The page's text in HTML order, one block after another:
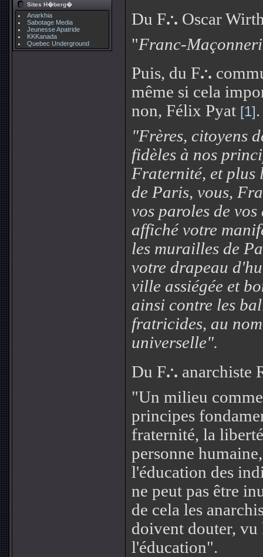
Sites H�berg�
Anarkhia
Sabotage Media
Jeunesse Apatride
KKKanada
Quebec Underground
Du F... Oscar
"Franc-
Puis, du F...
même si cela
non, Félix Pyat [1].
"Frères, citoyens
fidèles à nos
Fraternité, et plus
de Paris, vous,
vos paroles de
affiché votre
les murailles de
votre drapeau
ville assiégée et
ainsi contre les
fratricides, au
universelle".
Du F... anarchiste
"Un milieu
principes
fraternité, la
personne
l'éducation des
ne peut pas être
de cela les
doivent douter, vu
l'éducation".